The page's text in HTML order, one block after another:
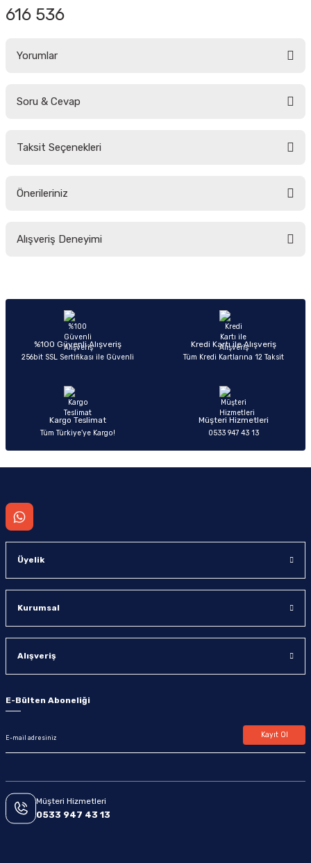
616 536
Yorumlar
Soru & Cevap
Taksit Seçenekleri
Önerileriniz
yetersiz gördüğünüz noktaları öneri formunu kullanarak tarafımıza
Ürün açıklamasında eksik bilgiler bulunuyor.
Ürün bilgilerinde hatalar bulunuyor.
Ürün fiyatı diğer sitelerden daha pahalı.
Alışveriş Deneyimi
Sitemize ilk yorumu siz yapın!
%100 Güvenli Alışveriş
256bit SSL Sertifikası ile Güvenli
Kredi Kartı ile Alışveriş
Tüm Kredi Kartlarına 12 Taksit
Kargo Teslimat
Tüm Türkiye’ye Kargo!
Müşteri Hizmetleri
0533 947 43 13
Üyelik
Kurumsal
Alışveriş
E-Bülten Aboneliği
Kayıt Ol
Müşteri Hizmetleri
0533 947 43 13